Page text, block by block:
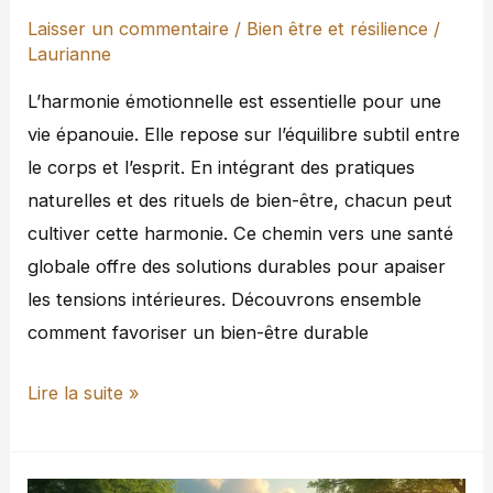
Laisser un commentaire / Bien être et résilience /
Laurianne
L’harmonie émotionnelle est essentielle pour une
vie épanouie. Elle repose sur l’équilibre subtil entre
le corps et l’esprit. En intégrant des pratiques
naturelles et des rituels de bien-être, chacun peut
cultiver cette harmonie. Ce chemin vers une santé
globale offre des solutions durables pour apaiser
les tensions intérieures. Découvrons ensemble
comment favoriser un bien-être durable
durable
Lire la suite »